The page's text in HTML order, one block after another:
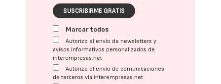
SUSCRIBIRME GRATIS
Marcar todos
Autorizo el envío de newsletters y
avisos informativos personalizados de
interempresas.net
Autorizo el envío de comunicaciones
de terceros vía interempresas.net